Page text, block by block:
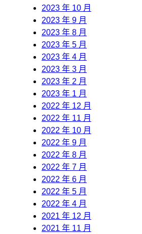
2023 年 10 月
2023 年 9 月
2023 年 8 月
2023 年 5 月
2023 年 4 月
2023 年 3 月
2023 年 2 月
2023 年 1 月
2022 年 12 月
2022 年 11 月
2022 年 10 月
2022 年 9 月
2022 年 8 月
2022 年 7 月
2022 年 6 月
2022 年 5 月
2022 年 4 月
2021 年 12 月
2021 年 11 月